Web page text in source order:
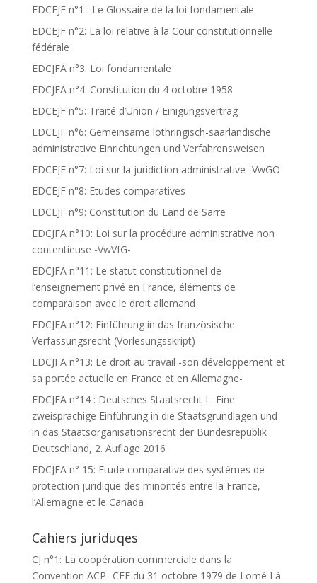
EDCEJF n°1 : Le Glossaire de la loi fondamentale
EDCEJF n°2: La loi relative à la Cour constitutionnelle
fédérale
EDCJFA n°3: Loi fondamentale
EDCJFA n°4: Constitution du 4 octobre 1958
EDCEJF n°5: Traité d’Union / Einigungsvertrag
EDCEJF n°6: Gemeinsame lothringisch-saarländische
administrative Einrichtungen und Verfahrensweisen
EDCEJF n°7: Loi sur la juridiction administrative -VwGO-
EDCEJF n°8: Etudes comparatives
EDCEJF n°9: Constitution du Land de Sarre
EDCJFA n°10: Loi sur la procédure administrative non
contentieuse -VwVfG-
EDCJFA n°11: Le statut constitutionnel de
l’enseignement privé en France, éléments de
comparaison avec le droit allemand
EDCJFA n°12: Einführung in das französische
Verfassungsrecht (Vorlesungsskript)
EDCJFA n°13: Le droit au travail -son développement et
sa portée actuelle en France et en Allemagne-
EDCJFA n°14 : Deutsches Staatsrecht I : Eine
zweisprachige Einführung in die Staatsgrundlagen und
in das Staatsorganisationsrecht der Bundesrepublik
Deutschland, 2. Auflage 2016
EDCJFA n° 15: Etude comparative des systèmes de
protection juridique des minorités entre la France,
l’Allemagne et le Canada
Cahiers juriduqes
CJ n°1: La coopération commerciale dans la
Convention ACP- CEE du 31 octobre 1979 de Lomé I à